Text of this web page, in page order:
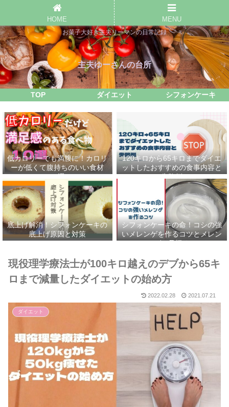
お菓子大好き主夫リーマンの日常記録
主夫ゆーさんの台所
TOP ダイエット シフォンケーキ
低カロリーでも満腹に！カロリ
ーが低くて腹持ちのいい食材
10選
120キロから65キロまでダイエ
ットしたおすすめの食事内容と
失敗例
底上げ解消！シフォンケーキの
底上げ原因と対策
シフォンケーキの命！コシの強
いメレンゲを作るコツとメレン
ゲの見極め
現役理学療法士が100キロ越えのデブから65キ
ロまで減量したダイエットの始め方
2022.02.28 2021.07.21
ダイエット
HOME MENU